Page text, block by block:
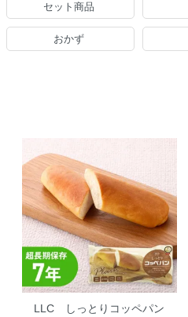
セット商品
おかず
LLC しっとりコッペパン